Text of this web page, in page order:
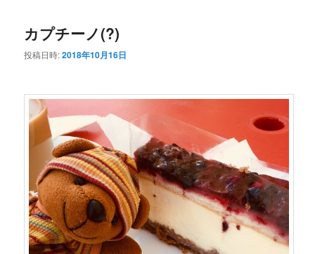
ン
ン
ツ
移
動
テ
ツ
へ
動
カプチーノ(?)
投稿日時:2018年10月16日